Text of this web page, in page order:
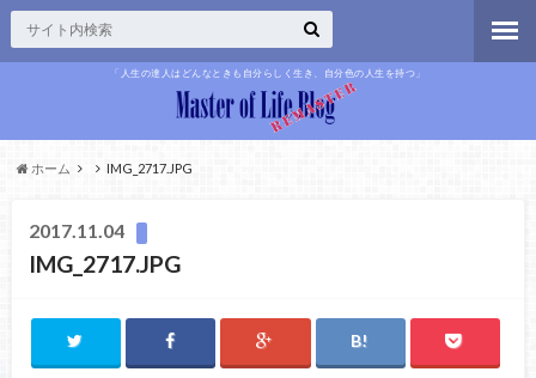
「人生の達人はどんなときも自分らしく生き、自分色の人生を持つ」
ホーム IMG_2717.JPG
2017.11.04
IMG_2717.JPG